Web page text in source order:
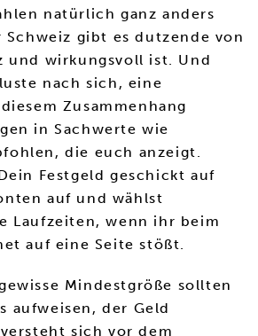
natürlich ganz anders
Schweiz gibt es dutzende von
und wirkungsvoll ist. Und
nach sich, eine
Zusammenhang
in Sachwerte wie
die euch anzeigt.
Festgeld geschickt auf
auf und wählst
Laufzeiten, wenn ihr beim
auf eine Seite stößt.
Mindestgröße sollten
aufweisen, der Geld
sich vor dem